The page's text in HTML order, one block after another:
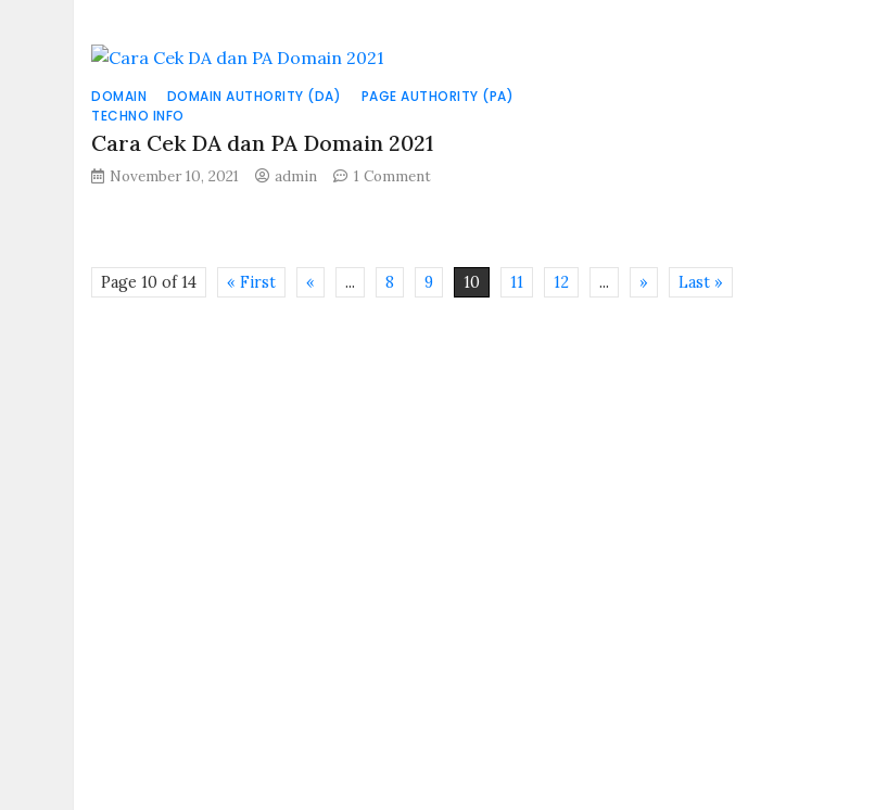
Ubuntu
/
11
DOMAIN DOMAIN AUTHORITY (DA)
PAGE AUTHORITY (PA)
TECHNO INFO
Cara Cek DA dan PA Domain 2021
November 10, 2021 admin 1 Commenton
PA
Page 10 of 14 « First « ... 8 9 10 11 12 ... » Last »